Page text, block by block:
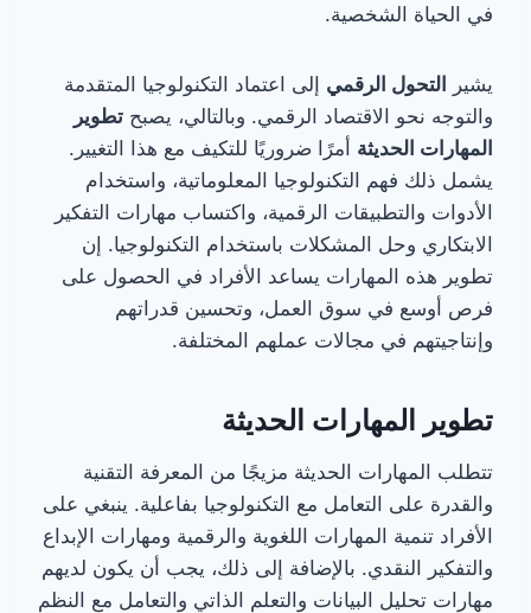
في الحياة الشخصية.
يشير التحول الرقمي إلى اعتماد التكنولوجيا المتقدمة
والتوجه نحو الاقتصاد الرقمي. وبالتالي، يصبح تطوير
المهارات الحديثة أمرًا ضروريًا للتكيف مع هذا التغيير.
يشمل ذلك فهم التكنولوجيا المعلوماتية، واستخدام
الأدوات والتطبيقات الرقمية، واكتساب مهارات التفكير
الابتكاري وحل المشكلات باستخدام التكنولوجيا. إن
تطوير هذه المهارات يساعد الأفراد في الحصول على
فرص أوسع في سوق العمل، وتحسين قدراتهم
وإنتاجيتهم في مجالات عملهم المختلفة.
تطوير المهارات الحديثة
تتطلب المهارات الحديثة مزيجًا من المعرفة التقنية
والقدرة على التعامل مع التكنولوجيا بفاعلية. ينبغي على
الأفراد تنمية المهارات اللغوية والرقمية ومهارات الإبداع
والتفكير النقدي. بالإضافة إلى ذلك، يجب أن يكون لديهم
مهارات تحليل البيانات والتعلم الذاتي والتعامل مع النظم